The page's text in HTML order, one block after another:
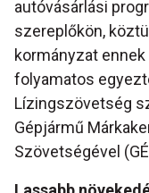
autóvásárlási
szereplőkön,
kormányzat
folyamatos
Lízingszövetség
Gépjármű
Szövetségével